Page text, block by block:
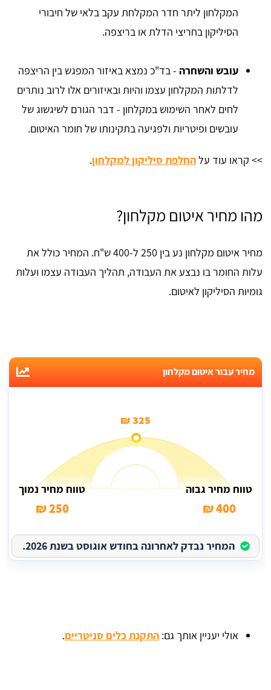
המקלחון ליתר חדר המקלחת עקב בלאי של חיבורי
הסיליקון בחריצי הדלת או בריצפה.
עובש והשחרה - בד"כ נמצא באיזור המפגש בין הריצפה
לדלתות המקלחון עצמו והיות ובאיזורים אלו לרוב נותרים
לחים לאחר השימוש במקלחון - דבר הגורם לשיגשוג של
עובשים ופיטריות ולפגיעה בתקינותו של חומר האיטום.
>> קראו עוד עלהחלפת סיליקון למקלחון.
מהו מחיר איטום מקלחון?
מחיר איטום מקלחון נע בין 250 ל-400 ש"ח. המחיר כולל את
עלות החומר בו נבצע את העבודה, תהליך העבודה עצמו ועלות
גומיות הסיליקון לאיטום.
מחיר עבור איטום מקלחון
325 ₪
טווח מחיר גבוה
400 ₪
טווח מחיר נמוך
250 ₪
המחיר נבדק לאחרונה בחודש אוגוסט בשנת 2026.
אולי יעניין אותך גם: התקנת כלים סניטריים.